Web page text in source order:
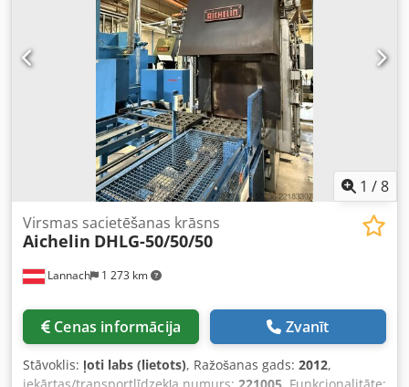
1 /8
Lannach 1 273 km
Virsmas sacietēšanas krāsns
Aichelin DHLG-50/50/50
Cenas informācija Zvanīt
Stāvoklis: ļoti labs (lietots), Ražošanas gads: 2012,